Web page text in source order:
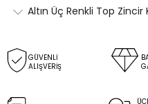
Altın Üç Renkli Top
GÜVENLİ
ALIŞVERİŞ